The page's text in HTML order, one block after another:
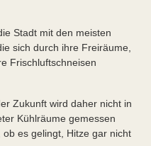
Stadt mit den meisten
sich durch ihre Freiräume,
Frischluftschneisen
Zukunft wird daher nicht in
Kühlräume gemessen
es gelingt, Hitze gar nicht